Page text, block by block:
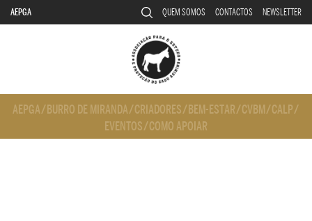
AEPGA QUEM SOMOS CONTACTOS NEWSLETTER
AEPGA/ BURRO DE MIRANDA/CRIADORES/ BEM-ESTAR/CVBM/CALP/
EVENTOS/COMO APOIAR